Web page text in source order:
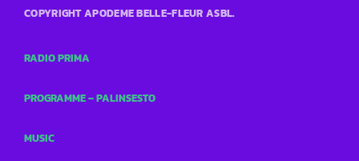
COPYRIGHT APODEME BELLE-FLEUR ASBL.
RADIO PRIMA
PROGRAMME – PALINSESTO
MUSIC